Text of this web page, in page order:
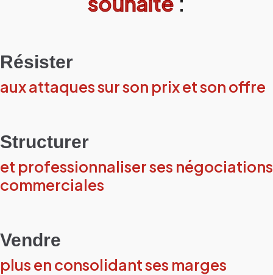
Résister
aux attaques sur son prix et son offre
Structurer
et professionnaliser ses négociations
commerciales
Vendre
plus en consolidant ses marges